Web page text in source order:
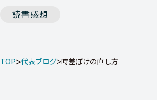
読書感想
TOP 代表ブログ 時差ぼけの直し方